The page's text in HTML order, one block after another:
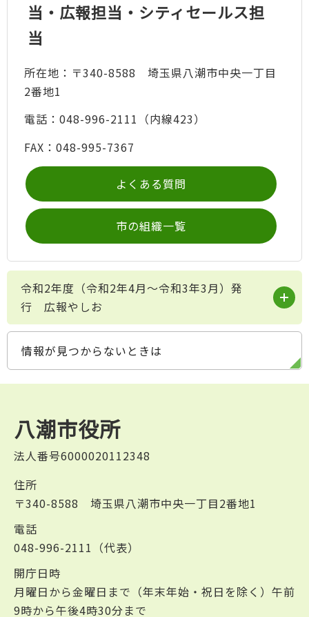
当・広報担当・シティセールス担
当
所在地：〒340-8588 埼玉県八潮市中央一丁目
2番地1
電話：048-996-2111（内線423）
FAX：048-995-7367
よくある質問
市の組織一覧
令和2年度（令和2年4月～令和3年3月）発
行 広報やしお
情報が見つからないときは
八潮市役所
法人番号6000020112348
住所
〒340-8588 埼玉県八潮市中央一丁目2番地1
電話
048-996-2111（代表）
開庁日時
月曜日から金曜日まで（年末年始・祝日を除く）午前
9時から午後4時30分まで